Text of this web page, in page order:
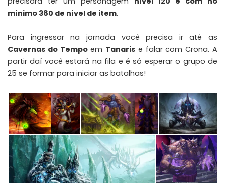
mínimo 380 de nível de item.
Para ingressar na jornada você precisa ir até as
Cavernas do Tempoem Tanaris e falar com Crona. A
partir daí você estará na fila e é só esperar o grupo de
25 se formar para iniciar as batalhas!